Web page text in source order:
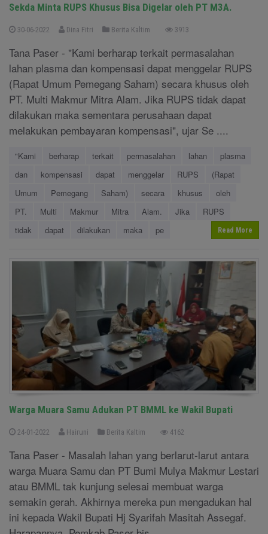
Sekda Minta RUPS Khusus Bisa Digelar oleh PT M3A.
30-06-2022 Dina Fitri Berita Kaltim 3913
Tana Paser - "Kami berharap terkait permasalahan
lahan plasma dan kompensasi dapat menggelar RUPS
(Rapat Umum Pemegang Saham) secara khusus oleh
PT. Multi Makmur Mitra Alam. Jika RUPS tidak dapat
dilakukan maka sementara perusahaan dapat
melakukan pembayaran kompensasi", ujar Se ....
"Kami berharap terkait permasalahan lahan
plasma
dan
kompensasi dapat menggelar RUPS
(Rapat
Umum
Pemegang Saham) secara khusus
oleh
PT.
Multi Makmur Mitra Alam. Jika
RUPS
tidak
dapat dilakukan maka pe Read More
Warga Muara Samu Adukan PT BMML ke Wakil Bupati
24-01-2022 Hairuni Berita Kaltim 4162
Tana Paser - Masalah lahan yang berlarut-larut antara
warga Muara Samu dan PT Bumi Mulya Makmur Lestari
atau BMML tak kunjung selesai membuat warga
semakin gerah. Akhirnya mereka pun mengadukan hal
ini kepada Wakil Bupati Hj Syarifah Masitah Assegaf.